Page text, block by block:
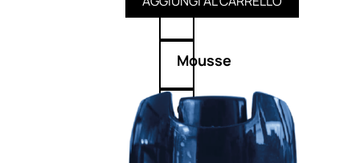
Balsamo
Mousse
Olii
capelli